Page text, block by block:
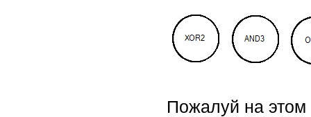
Пожалуй на этом